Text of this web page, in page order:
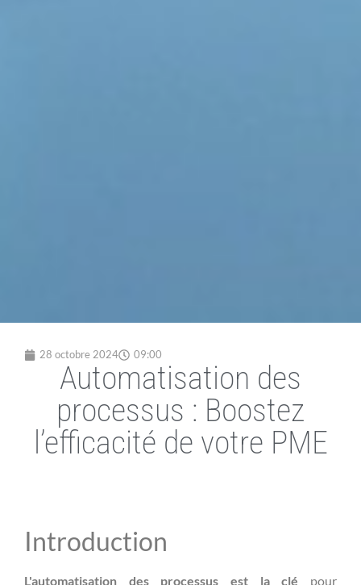
28 octobre 2024 09:00
Automatisation des
processus : Boostez
l’efficacité de votre PME
Introduction
L'automatisation des processus est la clé pour